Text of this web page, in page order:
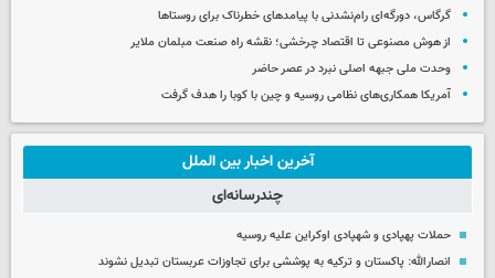
گرگاس، دورگه‌ای رام‌نشدنی با پیامدهای خطرناک برای روستاها
از هوش مصنوعی تا اقتصاد چرخشی؛ نقشه راه صنعت مبلمان ملایر
وحدت ملی جبهه اصلی نبرد در عصر حاضر
آمریکا همکاری‌های نظامی روسیه و چین با کوبا را هدف گرفت
آخرین اخبار بین الملل
چندرسانه‌ای
حملات پهپادی و شهپادی اوکراین علیه روسیه
انصارالله: پاکستان و ترکیه به پوششی برای تجاوزات عربستان تبدیل نشوند